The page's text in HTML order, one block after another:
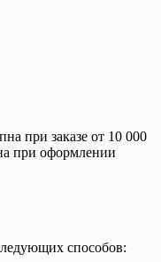
при заказе от 10 000
при оформлении
способов: